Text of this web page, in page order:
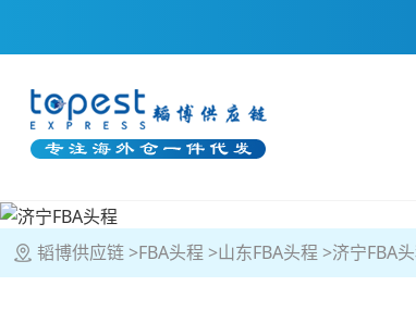
韬博供应链 FBA头程 山东FBA头程 济宁FBA